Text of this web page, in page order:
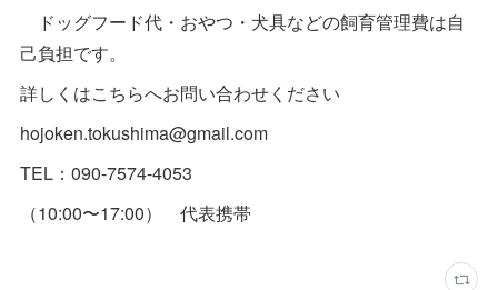
ドッグフード代・おやつ・犬具などの飼育管理費は自
己負担です。
詳しくはこちらへお問い合わせください
hojoken.tokushima@gmail.com
TEL：090-7574-4053
（10:00〜17:00） 代表携帯